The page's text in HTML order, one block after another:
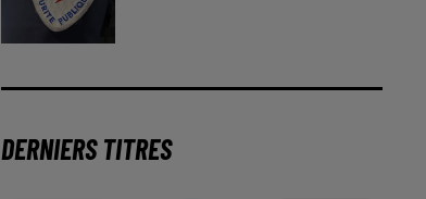
DERNIERS TITRES